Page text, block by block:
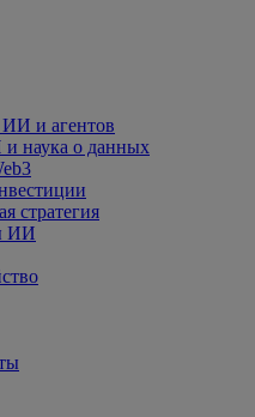
и агентов
наука о данных
стратегия
ИИ